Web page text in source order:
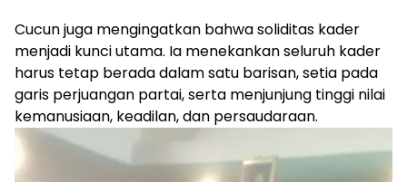
Cucun juga mengingatkan bahwa soliditas kader
menjadi kunci utama. Ia menekankan seluruh kader
harus tetap berada dalam satu barisan, setia pada
garis perjuangan partai, serta menjunjung tinggi nilai
kemanusiaan, keadilan, dan persaudaraan.